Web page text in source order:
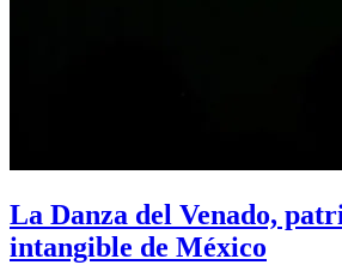
La Danza del Venado,
intangible de México